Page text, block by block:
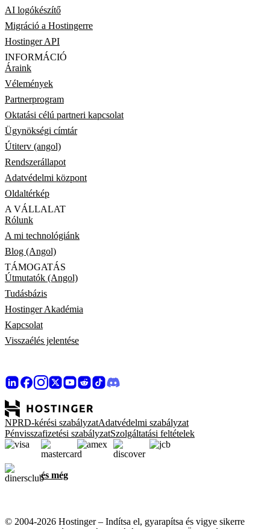
AI logókészítő
Migráció a Hostingerre
Hostinger API
INFORMÁCIÓ
Áraink
Vélemények
Partnerprogram
Oktatási célú partneri kapcsolat
Ügynökségi címtár
Útiterv (angol)
Rendszerállapot
Adatvédelmi központ
Oldaltérkép
A VÁLLALAT
Rólunk
A mi technológiánk
Blog (Angol)
TÁMOGATÁS
Útmutatók (Angol)
Tudásbázis
Hostinger Akadémia
Kapcsolat
Visszaélés jelentése
NPRD-kérési szabályzatAdatvédelmi szabályzat
Pénvisszafizetési szabályzatSzolgáltatási feltételek
és még
© 2004-2026 Hostinger – Indítsa el, gyarapítsa és vigye sikerre